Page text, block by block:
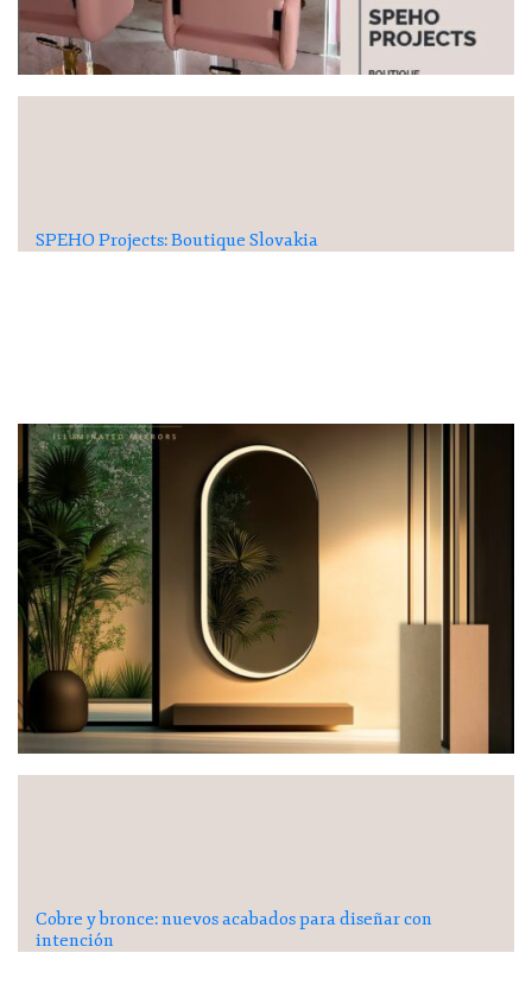
SPEHO Projects: Boutique Slovakia
Cobre y bronce: nuevos acabados para diseñar con
intención